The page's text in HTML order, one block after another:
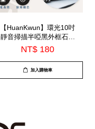
【HuanKwun】環光10吋
靜音掃描半啞黑外框石英
鐘(HK-A1002)
NT$ 180
加入購物車